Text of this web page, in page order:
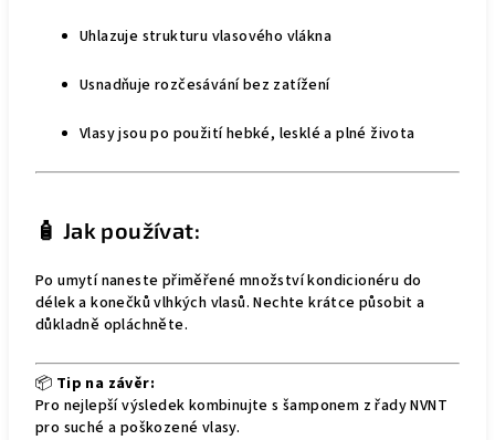
Uhlazuje strukturu vlasového vlákna
Usnadňuje rozčesávání bez zatížení
Vlasy jsou po použití hebké, lesklé a plné života
🧴 Jak používat:
Po umytí naneste přiměřené množství kondicionéru do
délek a konečků vlhkých vlasů. Nechte krátce působit a
důkladně opláchněte.
📦 Tip na závěr:
Pro nejlepší výsledek kombinujte s šamponem z řady NVNT
pro suché a poškozené vlasy.